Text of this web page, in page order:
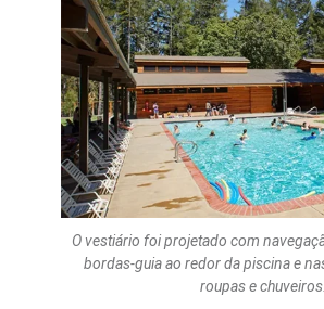
O vestiário foi projetado com
bordas-guia ao redor da piscina e
roupas e chuveiros.